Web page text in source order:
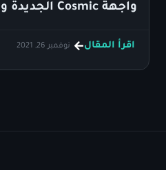
واجهة Cosmic الجديدة ولغة Rust البرمجية
اقرأ المقال نوفمبر 26, 2021